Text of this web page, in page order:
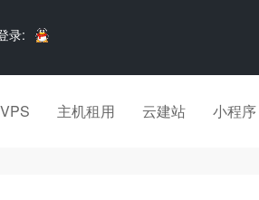
录:
VPS 主机租用 云建站 小程序